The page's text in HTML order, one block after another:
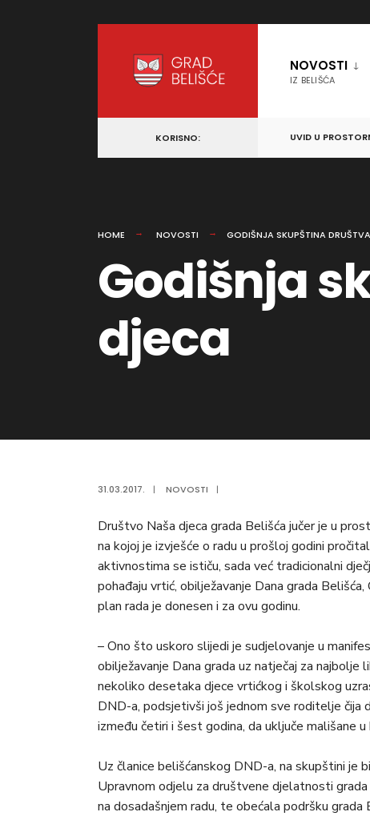
content
NOVOSTI
IZ BELIŠĆA
KORISNO: UVID U
HOME NOVOSTI GODIŠNJA SKUPŠTINA
Godišnja
djeca
31.03.2017. | NOVOSTI |
Društvo Naša djeca grada Belišća jučer je u
na kojoj je izvješće o radu u prošloj godini
aktivnostima se ističu, sada već tradicionalni
pohađaju vrtić, obilježavanje Dana grada
plan rada je donesen i za ovu godinu.
– Ono što uskoro slijedi je sudjelovanje u
obilježavanje Dana grada uz natječaj za
nekoliko desetaka djece vrtićkog i školskog
DND-a, podsjetivši još jednom sve roditelje čija
između četiri i šest godina, da uključe mališane
Uz članice belišćanskog DND-a, na skupštini je
Upravnom odjelu za društvene djelatnosti
na dosadašnjem radu, te obećala podršku